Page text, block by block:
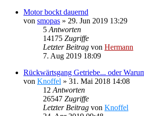
Motor bockt dauernd
von smopas » 29. Jun 2019 13:29
5 Antworten
14175 Zugriffe
Letzter Beitrag von Hermann
7. Aug 2019 18:09
Rückwärtsgang Getriebe... oder
von Knoffel » 31. Mai 2018 14:08
12 Antworten
26547 Zugriffe
Letzter Beitrag von Knoffel